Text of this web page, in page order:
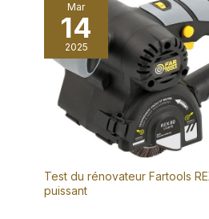
Mar
14
2025
Test du rénovateur Fartools
puissant